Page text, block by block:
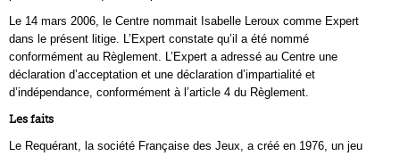
Le 14 mars 2006, le Centre nommait Isabelle Leroux comme Expert
dans le présent litige. L’Expert constate qu’il a été nommé
conformément au Règlement. L’Expert a adressé au Centre une
déclaration d’acceptation et une déclaration d’impartialité et
d’indépendance, conformément à l’article 4 du Règlement.
Les faits
Le Requérant, la société Française des Jeux, a créé en 1976, un jeu